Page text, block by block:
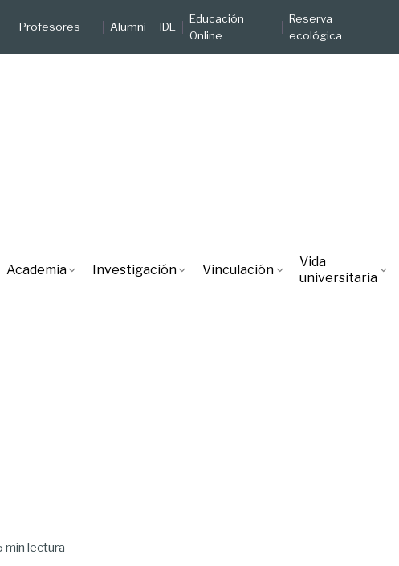
Profesores Alumni IDE
Educación
Online
Reserva
ecológica
Academia Investigación Vinculación
Vida
universitaria
min lectura